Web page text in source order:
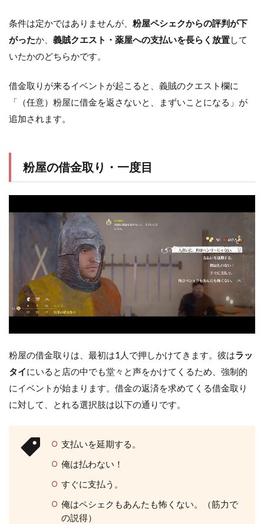
条件は定かではありませんが、 粉屋ペシェクからの評判が下
がったか、 義賊クエスト・薬屋への支払いを長らく放置して
いたかのどちらかです。
借金取りが来るイベントが起こると、義賊のクエスト欄に
「（任意）粉屋に借金を返さないと、まずいことになる」が
追加されます。
粉屋の借金取り・一度目
粉屋の借金取りは、最初は1人で押しかけてきます。彼はラッ
タイにいると店の中でも堂々と声をかけてくるため、強制的
にイベントが始まります。借金の返済を求めてくる借金取り
に対して、とれる選択肢は以下の通りです。
支払いを延期する。
俺は払わない！
すぐに支払う。
俺はペシェクもあんたも怖くない。（筋力で
の説得）